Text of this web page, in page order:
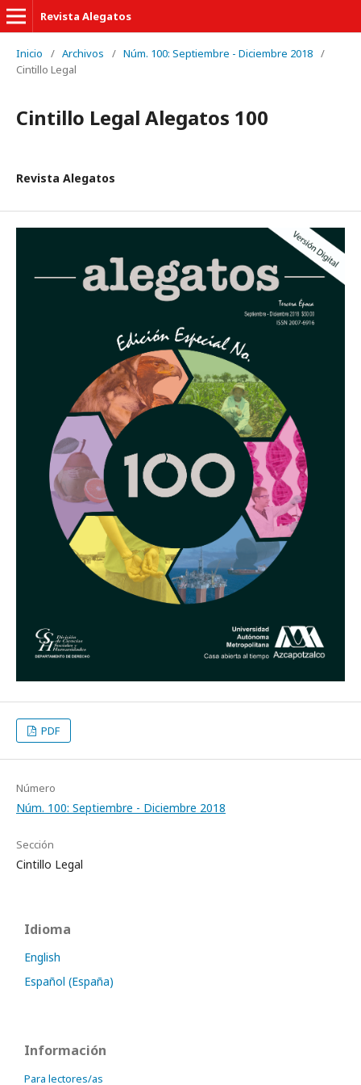
Revista Alegatos
Inicio / Archivos / Núm. 100: Septiembre - Diciembre 2018 /
Cintillo Legal
Cintillo Legal Alegatos 100
Revista Alegatos
PDF
Número
Núm. 100: Septiembre - Diciembre 2018
Sección
Cintillo Legal
Idioma
English
Español (España)
Información
Para lectores/as